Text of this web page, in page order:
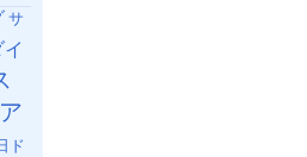
サ
イ
ド